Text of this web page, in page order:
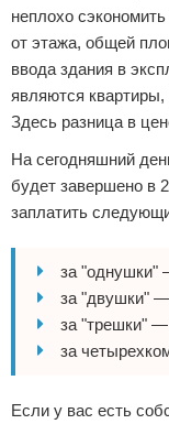
неплохо
от этажа, общей
ввода здания в
являются
Здесь разница в
На сегодняшний
будет завершено в
заплатить
за "однушки"
за "двушки"
за "трешки"
за
Если у вас есть